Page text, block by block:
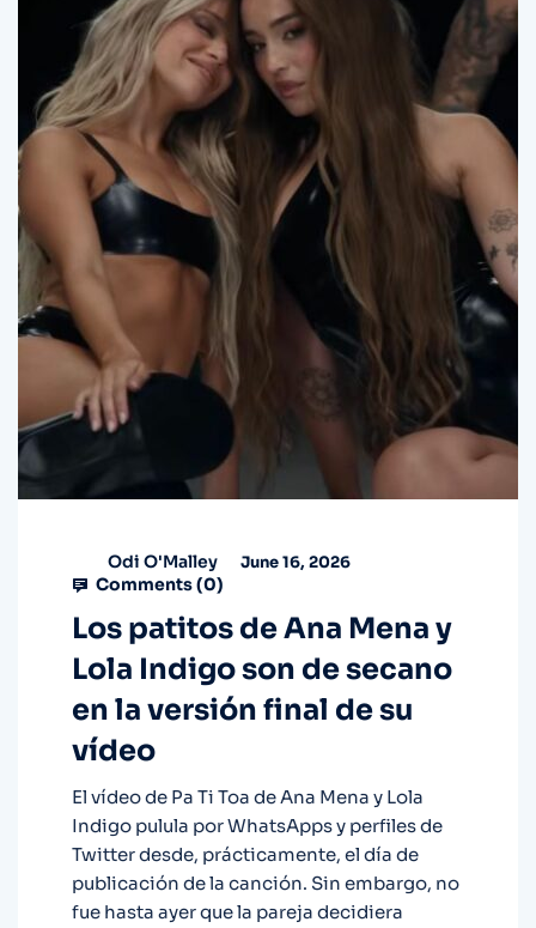
Odi O'Malley June 16, 2026
Comments (0)
Los patitos de Ana Mena y
Lola Indigo son de secano
en la versión final de su
vídeo
El vídeo de Pa Ti Toa de Ana Mena y Lola
Indigo pulula por WhatsApps y perfiles de
Twitter desde, prácticamente, el día de
publicación de la canción. Sin embargo, no
fue hasta ayer que la pareja decidiera